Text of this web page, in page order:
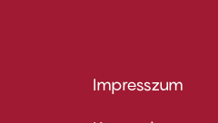
Footer
Impresszum